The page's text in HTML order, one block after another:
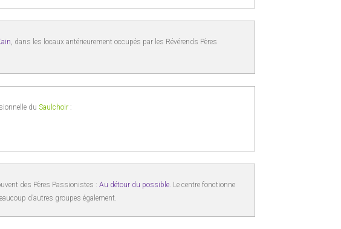
, dans les locaux antérieurement occupés par les Révérends Pères
du Saulchoir:
des Pères Passionistes : Au détour du possible. Le centre fonctionne
d’autres groupes également.